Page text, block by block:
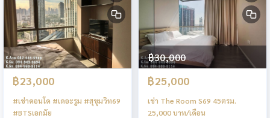
฿23,000
#เช่าคอนโด #เดอะรูม #สุขุมวิท69
#BTSเอกมัย
฿30,000
฿25,000
เช่า The Room S69 45ตรม.
25,000 บาท/เดือน